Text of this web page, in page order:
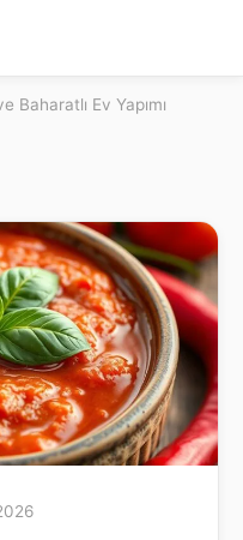
Baharatlı Ev Yapımı